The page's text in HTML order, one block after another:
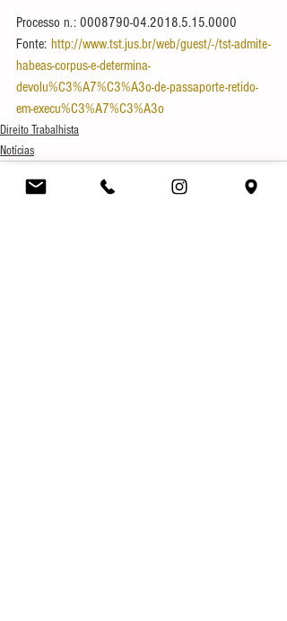
Processo n.: 0008790-04.2018.5.15.0000
Fonte: http://www.tst.jus.br/web/guest/-/tst-admite-
habeas-corpus-e-determina-
devolu%C3%A7%C3%A3o-de-passaporte-retido-
em-execu%C3%A7%C3%A3o
Direito Trabalhista
Notícias